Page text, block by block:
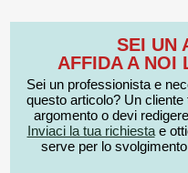
SEI UN
AFFIDA A NOI
Sei un professionista e
questo articolo? Un cliente
argomento o devi
Inviaci la tua richiestae
serve per lo